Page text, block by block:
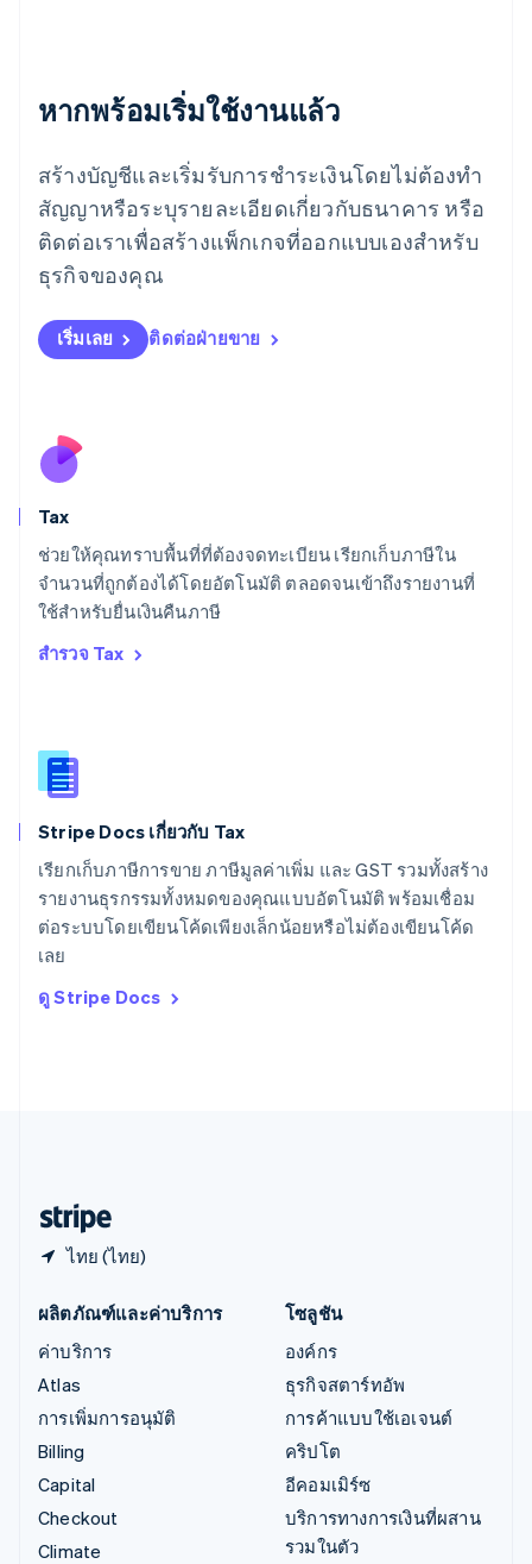
หากพร้อมเริ่มใช้งานแล้ว
สร้างบัญชีและเริ่มรับการชำระเงินโดยไม่ต้องทำ
สัญญาหรือระบุรายละเอียดเกี่ยวกับธนาคาร หรือ
ติดต่อเราเพื่อสร้างแพ็กเกจที่ออกแบบเองสำหรับ
ธุรกิจของคุณ
เริ่มเลย ติดต่อฝ่ายขาย
Tax
ช่วยให้คุณทราบพื้นที่ที่ต้องจดทะเบียน เรียกเก็บภาษีใน
จำนวนที่ถูกต้องได้โดยอัตโนมัติ ตลอดจนเข้าถึงรายงานที่
ใช้สำหรับยื่นเงินคืนภาษี
สำรวจ Tax
Stripe Docs เกี่ยวกับ Tax
เรียกเก็บภาษีการขาย ภาษีมูลค่าเพิ่ม และ GST รวมทั้งสร้าง
รายงานธุรกรรมทั้งหมดของคุณแบบอัตโนมัติ พร้อมเชื่อม
ต่อระบบโดยเขียนโค้ดเพียงเล็กน้อยหรือไม่ต้องเขียนโค้ด
เลย
ดู Stripe Docs
ไทย (ไทย)
เยอรมนี
โรมาเนีย
English
ลักเซมเบิร์ก
FrançaisDeutschEnglish
ลัตเวีย
English
Deutsch English
ลิทัวเนีย
สโลวาเกีย
English
สวิตเซอร์แลนด์
Deutsch FrançaisItaliano English
สวีเดน
SvenskaEnglish
สหรัฐอเมริกา
EnglishEspañol
English
สาธารณรัฐเช็ก
สิงคโปร์
English简体中文
ออสเตรเลีย
English
ออสเตรีย
ItalianoEnglish
ผลิตภัณฑ์และค่าบริการ
ค่าบริการ
Atlas
การเพิ่มการอนุมัติ
Billing
Capital
Checkout
Climate
โซลูชัน
องค์กร
ธุรกิจสตาร์ทอัพ
การค้าแบบใช้เอเจนต์
คริปโต
อีคอมเมิร์ซ
บริการทางการเงินที่ผสาน
รวมในตัว